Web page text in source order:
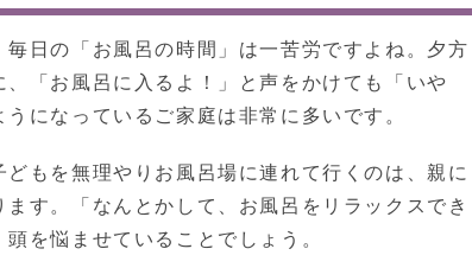
日の「お風呂の時間」は一苦労ですよね。夕方
「お風呂に入るよ！」と声をかけても「いや
になっているご家庭は非常に多いです。
もを無理やりお風呂場に連れて行くのは、親に
す。「なんとかして、お風呂をリラックスでき
を悩ませていることでしょう。